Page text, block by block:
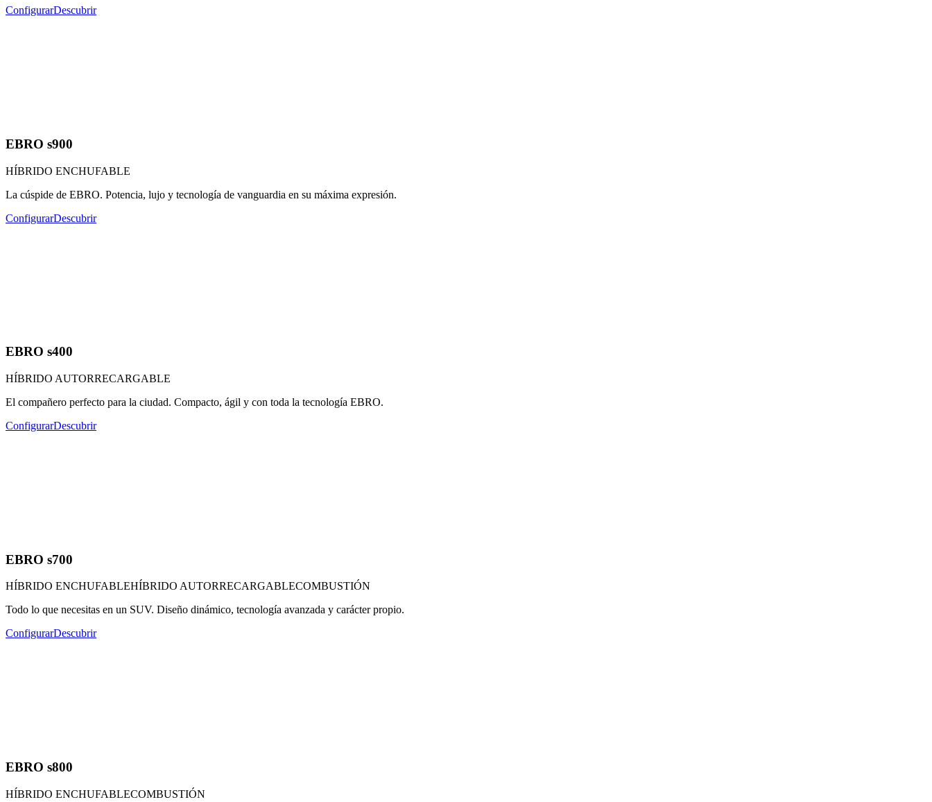
ConfigurarDescubrir
EBRO s900
HÍBRIDO ENCHUFABLE
La cúspide de EBRO. Potencia, lujo y tecnología de vanguardia en su máxima expresión.
ConfigurarDescubrir
EBRO s400
HÍBRIDO AUTORRECARGABLE
El compañero perfecto para la ciudad. Compacto, ágil y con toda la tecnología EBRO.
ConfigurarDescubrir
EBRO s700
HÍBRIDO ENCHUFABLEHÍBRIDO AUTORRECARGABLECOMBUSTIÓN
Todo lo que necesitas en un SUV. Diseño dinámico, tecnología avanzada y carácter propio.
ConfigurarDescubrir
EBRO s800
HÍBRIDO ENCHUFABLECOMBUSTIÓN